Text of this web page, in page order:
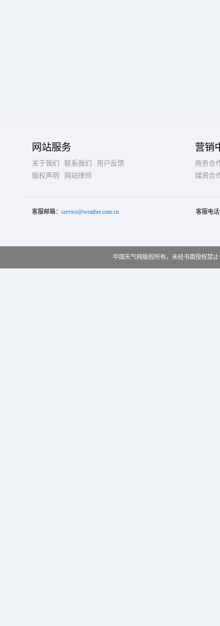
网站服务
关于我们 联系我们
用户反馈
版权声明
网站律师
营销
商务合
媒资合
客服邮箱： service@weather.com.cn 客服电
中国天气网版权所有，未经书面授权